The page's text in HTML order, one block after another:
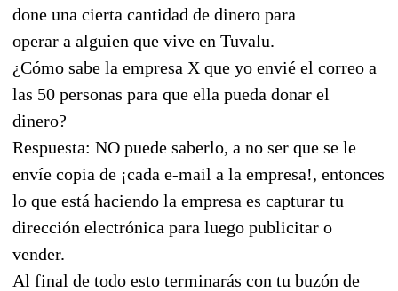
done una cierta cantidad de dinero para
operar a alguien que vive en Tuvalu.
¿Cómo sabe la empresa X que yo envié el correo a
las 50 personas para que ella pueda donar el
dinero?
Respuesta: NO puede saberlo, a no ser que se le
envíe copia de ¡cada e-mail a la empresa!, entonces
lo que está haciendo la empresa es capturar tu
dirección electrónica para luego publicitar o
vender.
Al final de todo esto terminarás con tu buzón de